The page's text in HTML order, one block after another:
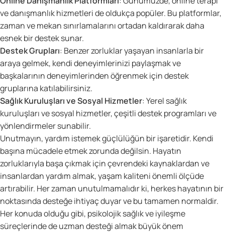
ve danışmanlık hizmetleri de oldukça popüler. Bu platformlar,
zaman ve mekan sınırlamalarını ortadan kaldırarak daha
esnek bir destek sunar.
Destek Grupları: Benzer zorluklar yaşayan insanlarla bir
araya gelmek, kendi deneyimlerinizi paylaşmak ve
başkalarının deneyimlerinden öğrenmek için destek
gruplarına katılabilirsiniz.
Sağlık Kuruluşları ve Sosyal Hizmetler: Yerel sağlık
kuruluşları ve sosyal hizmetler, çeşitli destek programları ve
yönlendirmeler sunabilir.
Unutmayın, yardım istemek güçlülüğün bir işaretidir. Kendi
başına mücadele etmek zorunda değilsin. Hayatın
zorluklarıyla başa çıkmak için çevrendeki kaynaklardan ve
insanlardan yardım almak, yaşam kaliteni önemli ölçüde
artırabilir. Her zaman unutulmamalıdır ki, herkes hayatının bir
noktasında desteğe ihtiyaç duyar ve bu tamamen normaldir.
Her konuda olduğu gibi, psikolojik sağlık ve iyileşme
süreçlerinde de uzman desteği almak büyük önem